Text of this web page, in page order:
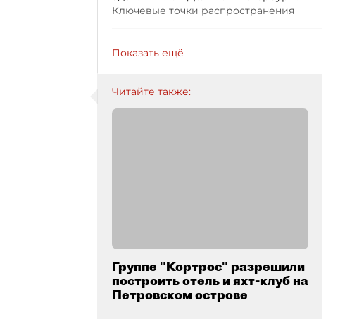
Ключевые точки распространения
Показать ещё
Читайте также:
Группе "Кортрос" разрешили
построить отель и яхт-клуб на
Петровском острове